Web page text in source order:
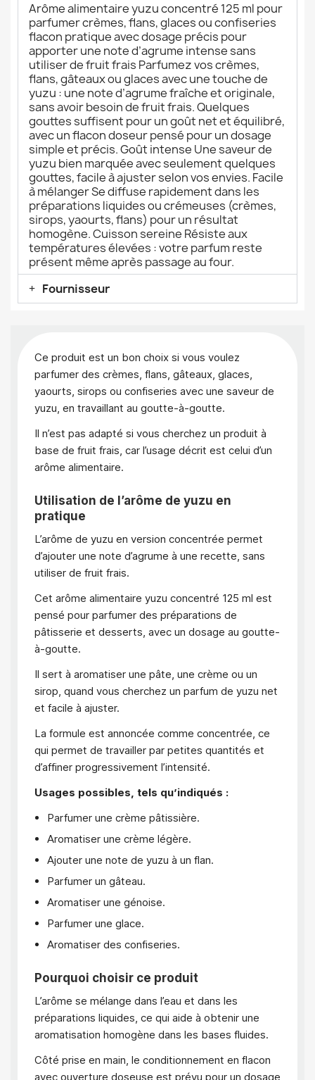
Arôme alimentaire yuzu concentré 125 ml pour
parfumer crèmes, flans, glaces ou confiseries
flacon pratique avec dosage précis pour
apporter une note d’agrume intense sans
utiliser de fruit frais Parfumez vos crèmes,
flans, gâteaux ou glaces avec une touche de
yuzu : une note d’agrume fraîche et originale,
sans avoir besoin de fruit frais. Quelques
gouttes suffisent pour un goût net et équilibré,
avec un flacon doseur pensé pour un dosage
simple et précis. Goût intense Une saveur de
yuzu bien marquée avec seulement quelques
gouttes, facile à ajuster selon vos envies. Facile
à mélanger Se diffuse rapidement dans les
préparations liquides ou crémeuses (crèmes,
sirops, yaourts, flans) pour un résultat
homogène. Cuisson sereine Résiste aux
températures élevées : votre parfum reste
présent même après passage au four.
Fournisseur
Ce produit est un bon choix si vous voulez
parfumer des crèmes, flans, gâteaux, glaces,
yaourts, sirops ou confiseries avec une saveur de
yuzu, en travaillant au goutte-à-goutte.
Il n’est pas adapté si vous cherchez un produit à
base de fruit frais, car l’usage décrit est celui d’un
arôme alimentaire.
Utilisation de l’arôme de yuzu en
pratique
L’arôme de yuzu en version concentrée permet
d’ajouter une note d’agrume à une recette, sans
utiliser de fruit frais.
Cet arôme alimentaire yuzu concentré 125 ml est
pensé pour parfumer des préparations de
pâtisserie et desserts, avec un dosage au goutte-
à-goutte.
Il sert à aromatiser une pâte, une crème ou un
sirop, quand vous cherchez un parfum de yuzu net
et facile à ajuster.
La formule est annoncée comme concentrée, ce
qui permet de travailler par petites quantités et
d’affiner progressivement l’intensité.
Usages possibles, tels qu’indiqués :
Parfumer une crème pâtissière.
Aromatiser une crème légère.
Ajouter une note de yuzu à un flan.
Parfumer un gâteau.
Aromatiser une génoise.
Parfumer une glace.
Aromatiser des confiseries.
Pourquoi choisir ce produit
L’arôme se mélange dans l’eau et dans les
préparations liquides, ce qui aide à obtenir une
aromatisation homogène dans les bases fluides.
Côté prise en main, le conditionnement en flacon
avec ouverture doseuse est prévu pour un dosage